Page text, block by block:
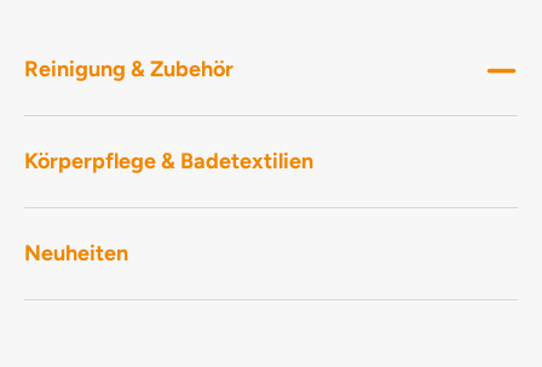
Reinigung & Zubehör
Körperpflege & Badetextilien
Neuheiten